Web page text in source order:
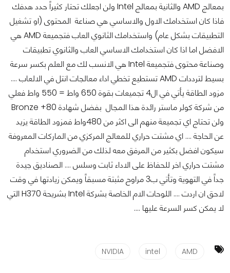
بمعالج AMD والثانية بمعالج Intel ولن اجعلك تحتار كثيراً حدد هدفك
فاذا كان استخدامك الاول والاساسي هي صناعة المحتوى (او تشغيل
التطبيقات بشكل عام) واستخدامك الثانوي العاب فتجميعة AMD هي
الافضل اما اذا كان استخدامك الاساسي العاب والثانوي تطبيقات
وصناعة محتوى فتجميعة Intel هي الانسب لك مع العلم بكسر سرعة
بسيط لترددات AMD تستطيع تخطي اداء معالجات انتل في الالعاب ....
مزود الطاقة يأتي في ال4 تجميعات بقوة 650 واط = 550 واط فعلي
من شركة كولر ماستر رائدة هذا المجال بفضل شهادة 80+ Bronze
ولن تحتاج اي تجميعة منهم الى اكثر من 480واط فمزود الطاقة يزيد
عن الحاجة .... اي مشتت حراري للمعالج المركزي من الماركات المعروفة
سيكون افضل بكثير من المرفق معه لذلك من الضروري استخدام
مشتت حراري اخر للحفاظ على الاداء ثابت وسلس .... الصناديق جيدة
جداً في التهوية وتأتي ب3 مراوح مثبتة مسبقاً ويمكن زيادتها في وقت
لاحق ان اردت .... اللوحات الام الخاصة بشركة Intel بشريحة H370 التي
لا يمكن كسر السرعة عليها ....
AMD
intel
NVIDIA